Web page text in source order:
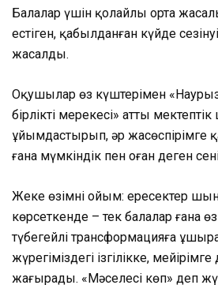
Балалар үшін қолайлы орта
естіген, қабылданған күйде
жасалды.
Оқушылар өз күштерімен
бірліктің мерекесі» атты
ұйымдастырып, әр жасөспірімге
ғана мүмкіндік пен оған деген
Жеке өзімнің ойым: ересектер
көрсеткенде – тек балалар ғана
түбегейлі трансформацияға
жүрегіміздегі ізгілікке,
жаңғырады. «Мәселесі көп» деп